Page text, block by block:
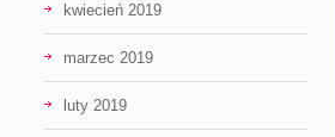
kwiecień 2019
marzec 2019
luty 2019